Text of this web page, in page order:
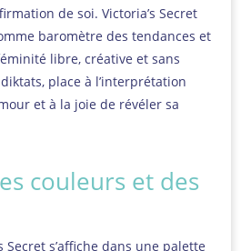
de soi. Victoria’s Secret
baromètre des tendances et
libre, créative et sans
place à l’interprétation
et à la joie de révéler sa
couleurs et des
Secret s’affiche dans une palette